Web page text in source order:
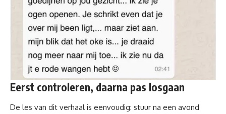
Eerst controleren, daarna pas losgaan
De les van dit verhaal is eenvoudig: stuur na een avond